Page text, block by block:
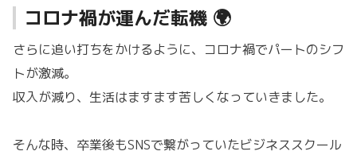
コロナ禍が運んだ転機 🌍
さらに追い打ちをかけるように、コロナ禍でパートのシフ
トが激減。
収入が減り、生活はますます苦しくなっていきました。
そんな時、卒業後もSNSで繋がっていたビジネススクール